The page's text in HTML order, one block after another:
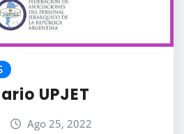
UPJET
Ago 25, 2022